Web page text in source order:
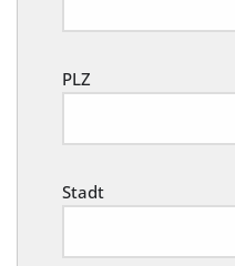
PLZ
Stadt